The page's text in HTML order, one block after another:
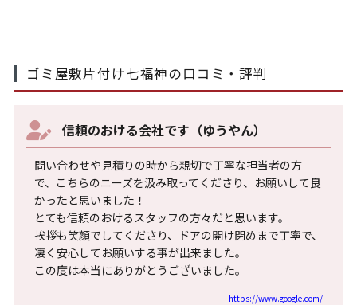
ゴミ屋敷片付け七福神の口コミ・評判
信頼のおける会社です（ゆうやん）
問い合わせや見積りの時から親切で丁寧な担当者の方
で、こちらのニーズを汲み取ってくださり、お願いして良
かったと思いました！
とても信頼のおけるスタッフの方々だと思います。
挨拶も笑顔でしてくださり、ドアの開け閉めまで丁寧で、
凄く安心してお願いする事が出来ました。
この度は本当にありがとうございました。
https://www.google.com/